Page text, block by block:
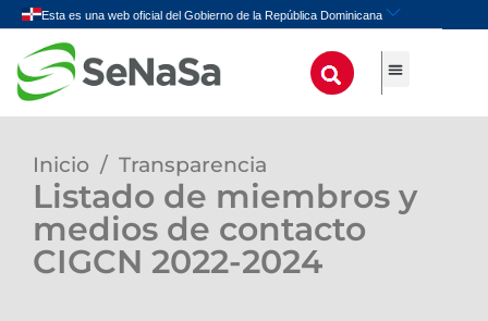
Inicio / Transparencia
Listado de miembros y
medios de contacto
CIGCN 2022-2024